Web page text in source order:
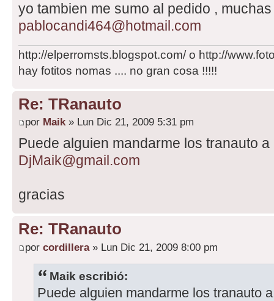
yo tambien me sumo al pedido ,
pablocandi464@hotmail.com
http://elperromsts.blogspot.com/ o http://
hay fotitos nomas .... no gran cosa !!!!!
Re: TRanauto
por Maik» Lun Dic 21, 2009 5:31 pm
Puede alguien mandarme los tranauto
DjMaik@gmail.com
gracias
Re: TRanauto
por cordillera» Lun Dic 21, 2009 8:00 pm
Maik escribió:
Puede alguien mandarme los tranauto